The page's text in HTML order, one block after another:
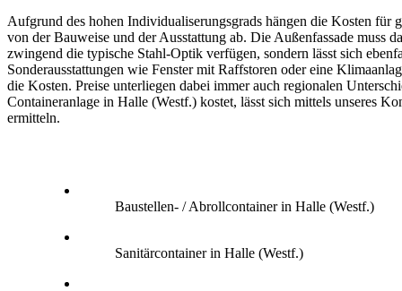
Aufgrund des hohen Individualiserungsgrads hängen die Kosten für
von der Bauweise und der Ausstattung ab. Die Außenfassade muss
zwingend die typische Stahl-Optik verfügen, sondern lässt sich
Sonderausstattungen wie Fenster mit Raffstoren oder eine
die Kosten. Preise unterliegen dabei immer auch regionalen
Containeranlage in Halle (Westf.) kostet, lässt sich mittels unseres
ermitteln.
Baustellen- / Abrollcontainer in Halle (Westf.)
Sanitärcontainer in Halle (Westf.)